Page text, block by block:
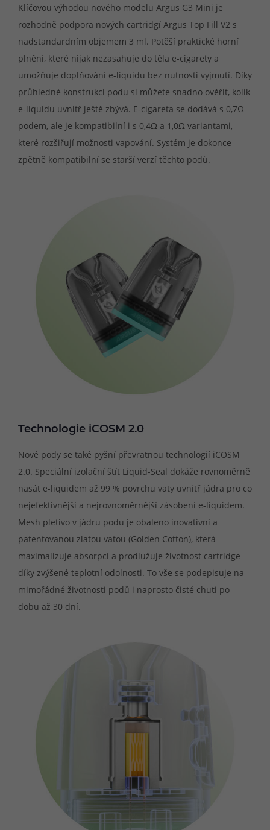
Klíčovou výhodou nového modelu Argus G3 Mini je
rozhodně podpora nových cartridgí Argus Top Fill V2 s
nadstandardním objemem 3 ml. Potěší praktické horní
plnění, které nijak nezasahuje do těla e-cigarety a
umožňuje doplňování e-liquidu bez nutnosti vyjmutí. Díky
průhledné konstrukci podu si můžete snadno ověřit, kolik
e-liquidu uvnitř ještě zbývá. E-cigareta se dodává s 0,7Ω
podem, ale je kompatibilní i s 0,4Ω a 1,0Ω variantami,
které rozšiřují možnosti vapování. Systém je dokonce
zpětně kompatibilní se starší verzí těchto podů.
Technologie iCOSM 2.0
Nové pody se také pyšní převratnou technologií iCOSM
2.0. Speciální izolační štít Liquid-Seal dokáže rovnoměrně
nasát e-liquidem až 99 % povrchu vaty uvnitř jádra pro co
nejefektivnější a nejrovnoměrnější zásobení e-liquidem.
Mesh pletivo v jádru podu je obaleno inovativní a
patentovanou zlatou vatou (Golden Cotton), která
maximalizuje absorpci a prodlužuje životnost cartridge
díky zvýšené teplotní odolnosti. To vše se podepisuje na
mimořádné životnosti podů i naprosto čisté chuti po
dobu až 30 dní.